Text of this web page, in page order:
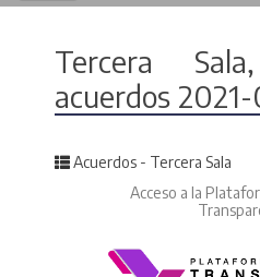
Tercera
acuerdos
Posted in
Acuerdos - Tercera Sala
Acceso a la